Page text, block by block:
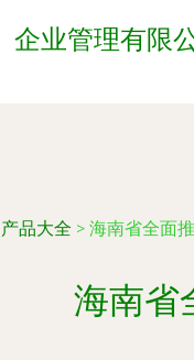
企业管理有限
产品大全 > 海南省全面
海南省